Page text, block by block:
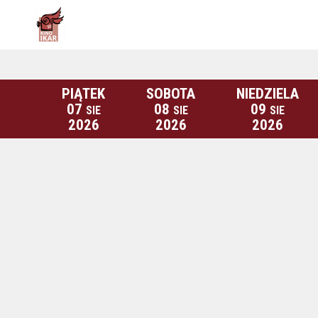
PIĄTEK
07 SIE
2026
SOBOTA
08 SIE
2026
NIEDZIELA
09 SIE
2026